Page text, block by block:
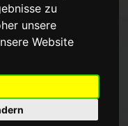
zu
unsere
Website
klaren Niederlage gegen
Doch erstens kommt
und Stefan machten
im fünften Satz gegen